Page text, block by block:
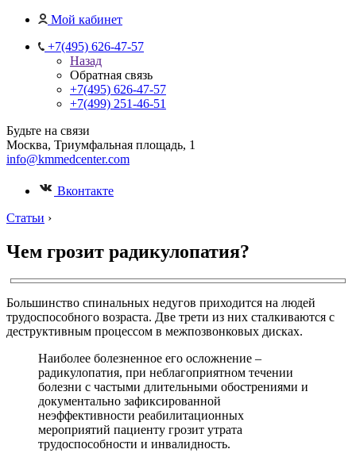
Мой кабинет
+7(495) 626-47-57
Назад
Обратная связь
+7(495) 626-47-57
+7(499) 251-46-51
Будьте на связи
Москва, Триумфальная площадь, 1
info@kmmedcenter.com
Вконтакте
Статьи ›
Чем грозит радикулопатия?
Большинство спинальных недугов приходится на людей
трудоспособного возраста. Две трети из них сталкиваются с
деструктивным процессом в межпозвонковых дисках.
Наиболее болезненное его осложнение –
радикулопатия, при неблагоприятном течении
болезни с частыми длительными обострениями и
документально зафиксированной
неэффективности реабилитационных
мероприятий пациенту грозит утрата
трудоспособности и инвалидность.